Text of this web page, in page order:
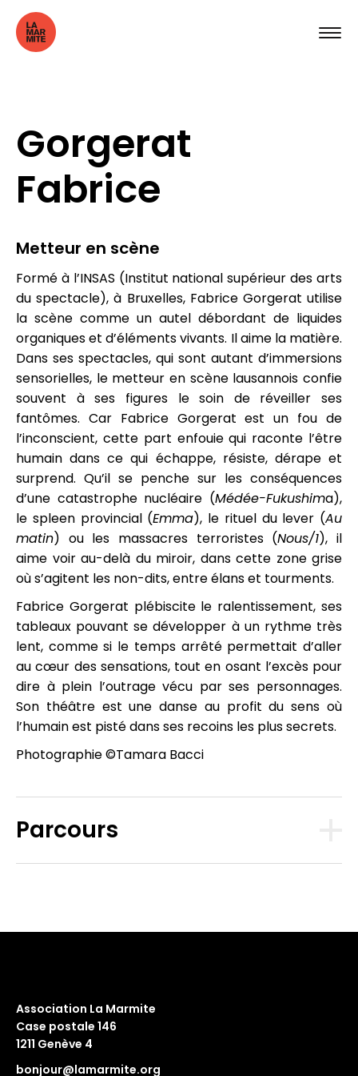
Gorgerat
Fabrice
Metteur en scène
Formé à l’INSAS (Institut national supérieur des arts
du spectacle), à Bruxelles, Fabrice Gorgerat utilise
la scène comme un autel débordant de liquides
organiques et d’éléments vivants. Il aime la matière.
Dans ses spectacles, qui sont autant d’immersions
sensorielles, le metteur en scène lausannois confie
souvent à ses figures le soin de réveiller ses
fantômes. Car Fabrice Gorgerat est un fou de
l’inconscient, cette part enfouie qui raconte l’être
humain dans ce qui échappe, résiste, dérape et
surprend. Qu’il se penche sur les conséquences
d’une catastrophe nucléaire (Médée-Fukushima),
le spleen provincial (Emma), le rituel du lever (Au
matin) ou les massacres terroristes (Nous/1), il
aime voir au-delà du miroir, dans cette zone grise
où s’agitent les non-dits, entre élans et tourments.
Fabrice Gorgerat plébiscite le ralentissement, ses
tableaux pouvant se développer à un rythme très
lent, comme si le temps arrêté permettait d’aller
au cœur des sensations, tout en osant l’excès pour
dire à plein l’outrage vécu par ses personnages.
Son théâtre est une danse au profit du sens où
l’humain est pisté dans ses recoins les plus secrets.
Photographie ©Tamara Bacci
Parcours
Association La Marmite
Case postale 146
1211 Genève 4
bonjour@lamarmite.org